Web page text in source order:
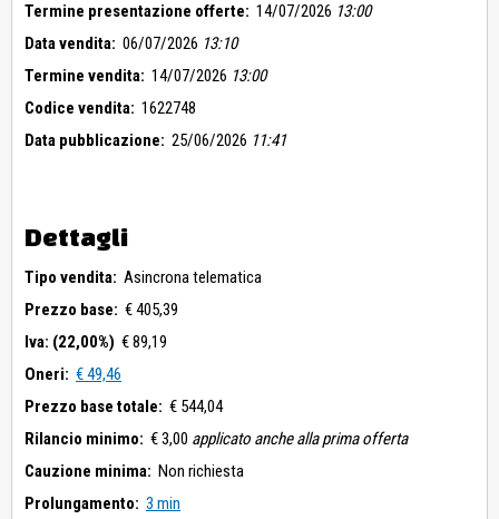
Termine presentazione offerte: 14/07/2026 13:00
Data vendita: 06/07/2026 13:10
Termine vendita: 14/07/2026 13:00
Codice vendita: 1622748
Data pubblicazione: 25/06/2026 11:41
Dettagli
Tipo vendita: Asincrona telematica
Prezzo base: € 405,39
Iva: (22,00%) € 89,19
Oneri: € 49,46
Prezzo base totale: € 544,04
Rilancio minimo: € 3,00 applicato anche alla prima offerta
Cauzione minima: Non richiesta
Prolungamento: 3 min